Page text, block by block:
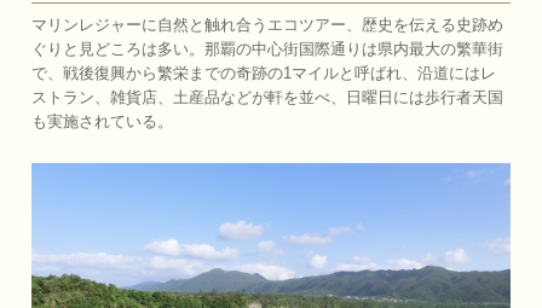
マリンレジャーに自然と触れ合うエコツアー、歴史を伝える史跡め
ぐりと見どころは多い。那覇の中心街国際通りは県内最大の繁華街
で、戦後復興から繁栄までの奇跡の1マイルと呼ばれ、沿道にはレ
ストラン、雑貨店、土産品などが軒を並べ、日曜日には歩行者天国
も実施されている。